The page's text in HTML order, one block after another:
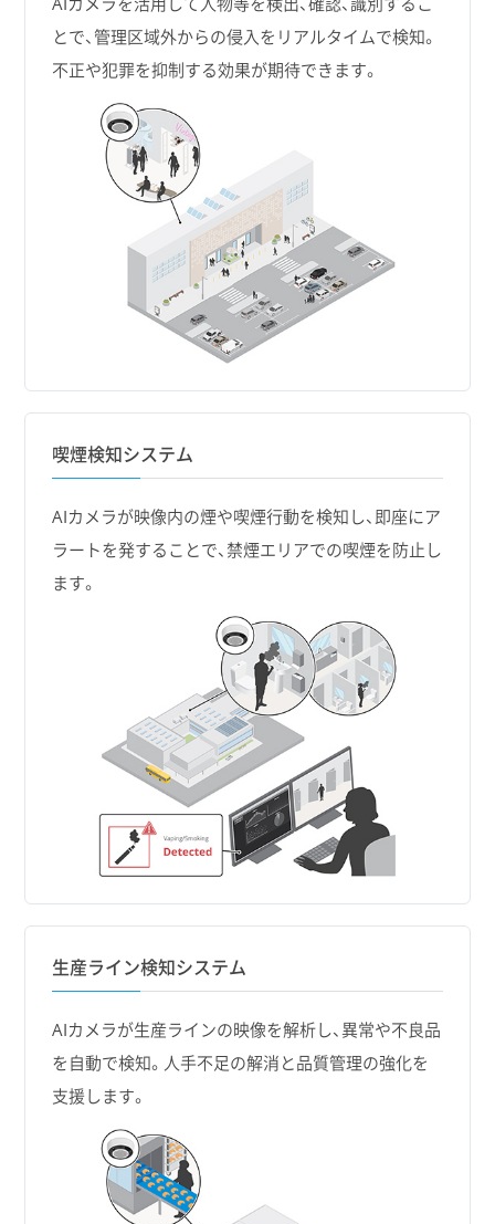
とで、管理区域外からの侵入をリアルタイムで検知。
不正や犯罪を抑制する効果が期待できます。
喫煙検知システム
AIカメラが映像内の煙や喫煙行動を検知し、即座にア
ラートを発することで、禁煙エリアでの喫煙を防止し
ます。
生産ライン検知システム
AIカメラが生産ラインの映像を解析し、異常や不良品
を自動で検知。人手不足の解消と品質管理の強化を
支援します。